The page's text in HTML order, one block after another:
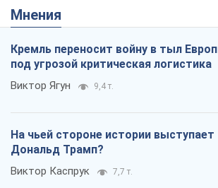
Мнения
Кремль переносит войну в тыл
под угрозой критическая логистика
Виктор Ягун 9,4 т.
На чьей стороне истории выступает
Дональд Трамп?
Виктор Каспрук 7,7 т.